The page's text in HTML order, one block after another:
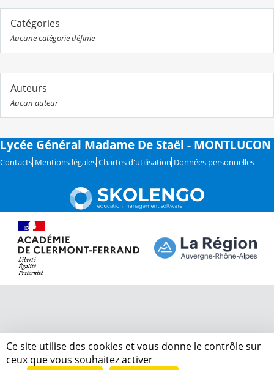
Catégories
Aucune catégorie définie
Auteurs
Aucun auteur
Lycée Général Madame De Staël - MONTLUCON
Contacts Mentions légales Chartes d'utilisation Données personnelles
Ce site utilise des cookies et vous donne le contrôle sur
ceux que vous souhaitez activer